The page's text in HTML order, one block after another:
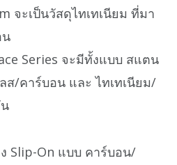
จะเป็นวัสดุไทเทเนียม ที่มา
Series จะมีทั้งแบบ สแตน
ส/คาร์บอน และ ไทเทเนียม/
Slip-On แบบ คาร์บอน/